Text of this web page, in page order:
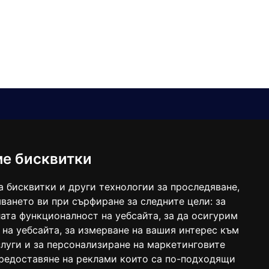
бисквитки
бисквитки и други технологии за проследяване,
ви при сърфиране за следните цели: за
функционалност на уебсайта, за да осигурим
уебсайта, за измерване на вашия интерес към
и за персонализиране на маркетинговите
на реклами които са по-подходящи
balgarkanews@gmail.com